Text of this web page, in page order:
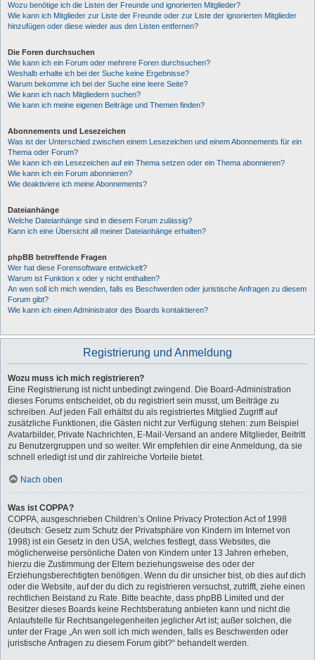
Wozu benötige ich die Listen der Freunde und ignorierten Mitglieder?
Wie kann ich Mitglieder zur Liste der Freunde oder zur Liste der ignorierten Mitglieder
hinzufügen oder diese wieder aus den Listen entfernen?
Die Foren durchsuchen
Wie kann ich ein Forum oder mehrere Foren durchsuchen?
Weshalb erhalte ich bei der Suche keine Ergebnisse?
Warum bekomme ich bei der Suche eine leere Seite?
Wie kann ich nach Mitgliedern suchen?
Wie kann ich meine eigenen Beiträge und Themen finden?
Abonnements und Lesezeichen
Was ist der Unterschied zwischen einem Lesezeichen und einem Abonnements für ein
Thema oder Forum?
Wie kann ich ein Lesezeichen auf ein Thema setzen oder ein Thema abonnieren?
Wie kann ich ein Forum abonnieren?
Wie deaktiviere ich meine Abonnements?
Dateianhänge
Welche Dateianhänge sind in diesem Forum zulässig?
Kann ich eine Übersicht all meiner Dateianhänge erhalten?
phpBB betreffende Fragen
Wer hat diese Forensoftware entwickelt?
Warum ist Funktion x oder y nicht enthalten?
An wen soll ich mich wenden, falls es Beschwerden oder juristische Anfragen zu diesem
Forum gibt?
Wie kann ich einen Administrator des Boards kontaktieren?
Registrierung und Anmeldung
Wozu muss ich mich registrieren?
Eine Registrierung ist nicht unbedingt zwingend. Die Board-Administration
dieses Forums entscheidet, ob du registriert sein musst, um Beiträge zu
schreiben. Auf jeden Fall erhältst du als registriertes Mitglied Zugriff auf
zusätzliche Funktionen, die Gästen nicht zur Verfügung stehen: zum Beispiel
Avatarbilder, Private Nachrichten, E-Mail-Versand an andere Mitglieder, Beitritt
zu Benutzergruppen und so weiter. Wir empfehlen dir eine Anmeldung, da sie
schnell erledigt ist und dir zahlreiche Vorteile bietet.
Nach oben
Was ist COPPA?
COPPA, ausgeschrieben Children’s Online Privacy Protection Act of 1998
(deutsch: Gesetz zum Schutz der Privatsphäre von Kindern im Internet von
1998) ist ein Gesetz in den USA, welches festlegt, dass Websites, die
möglicherweise persönliche Daten von Kindern unter 13 Jahren erheben,
hierzu die Zustimmung der Eltern beziehungsweise des oder der
Erziehungsberechtigten benötigen. Wenn du dir unsicher bist, ob dies auf dich
oder die Website, auf der du dich zu registrieren versuchst, zutrifft, ziehe einen
rechtlichen Beistand zu Rate. Bitte beachte, dass phpBB Limited und der
Besitzer dieses Boards keine Rechtsberatung anbieten kann und nicht die
Anlaufstelle für Rechtsangelegenheiten jeglicher Art ist; außer solchen, die
unter der Frage „An wen soll ich mich wenden, falls es Beschwerden oder
juristische Anfragen zu diesem Forum gibt?“ behandelt werden.